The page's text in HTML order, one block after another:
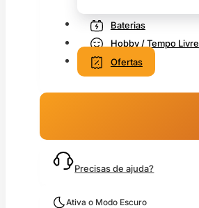
Baterias
Hobby / Tempo Livre
Ofertas
Precisas de ajuda?
Ativa o Modo Escuro